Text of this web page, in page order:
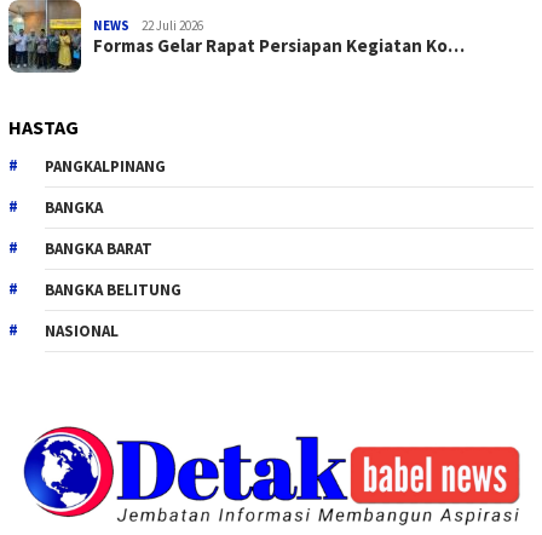
NEWS 22 Juli 2026
Formas Gelar Rapat Persiapan Kegiatan Ko…
HASTAG
PANGKALPINANG
BANGKA
BANGKA BARAT
BANGKA BELITUNG
NASIONAL